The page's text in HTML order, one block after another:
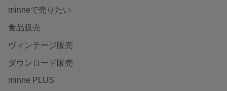
minneで売りたい
食品販売
ヴィンテージ販売
ダウンロード販売
minne PLUS